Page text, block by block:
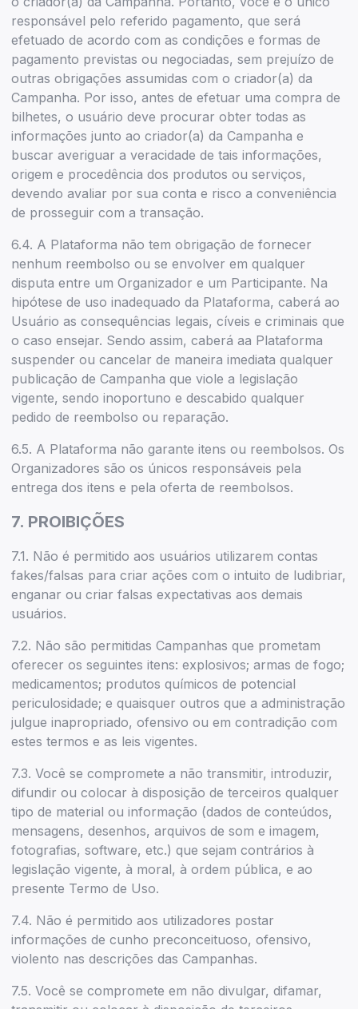
responsável pelo referido pagamento, que será
efetuado de acordo com as condições e formas de
pagamento previstas ou negociadas, sem prejuízo de
outras obrigações assumidas com o criador(a) da
Campanha. Por isso, antes de efetuar uma compra de
bilhetes, o usuário deve procurar obter todas as
informações junto ao criador(a) da Campanha e
buscar averiguar a veracidade de tais informações,
origem e procedência dos produtos ou serviços,
devendo avaliar por sua conta e risco a conveniência
de prosseguir com a transação.
6.4. A Plataforma não tem obrigação de fornecer
nenhum reembolso ou se envolver em qualquer
disputa entre um Organizador e um Participante. Na
hipótese de uso inadequado da Plataforma, caberá ao
Usuário as consequências legais, cíveis e criminais que
o caso ensejar. Sendo assim, caberá aa Plataforma
suspender ou cancelar de maneira imediata qualquer
publicação de Campanha que viole a legislação
vigente, sendo inoportuno e descabido qualquer
pedido de reembolso ou reparação.
6.5. A Plataforma não garante itens ou reembolsos. Os
Organizadores são os únicos responsáveis pela
entrega dos itens e pela oferta de reembolsos.
7. PROIBIÇÕES
7.1. Não é permitido aos usuários utilizarem contas
fakes/falsas para criar ações com o intuito de ludibriar,
enganar ou criar falsas expectativas aos demais
usuários.
7.2. Não são permitidas Campanhas que prometam
oferecer os seguintes itens: explosivos; armas de fogo;
medicamentos; produtos químicos de potencial
periculosidade; e quaisquer outros que a administração
julgue inapropriado, ofensivo ou em contradição com
estes termos e as leis vigentes.
7.3. Você se compromete a não transmitir, introduzir,
difundir ou colocar à disposição de terceiros qualquer
tipo de material ou informação (dados de conteúdos,
mensagens, desenhos, arquivos de som e imagem,
fotografias, software, etc.) que sejam contrários à
legislação vigente, à moral, à ordem pública, e ao
presente Termo de Uso.
7.4. Não é permitido aos utilizadores postar
informações de cunho preconceituoso, ofensivo,
violento nas descrições das Campanhas.
7.5. Você se compromete em não divulgar, difamar,